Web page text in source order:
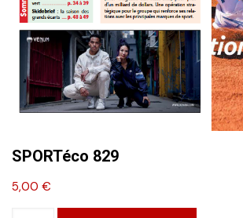
SPORTéco 829
5,00 €